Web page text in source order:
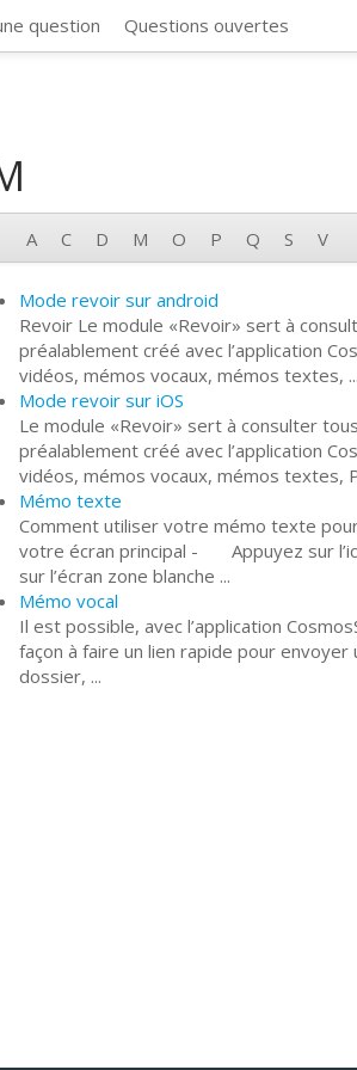
question Questions ouvertes
A C D M O P Q S V
Mode revoir sur android
Revoir Le module «Revoir» sert à
préalablement créé avec l’application
vidéos, mémos vocaux, mémos textes, ...
Mode revoir sur iOS
Le module «Revoir» sert à consulter
préalablement créé avec l’application
vidéos, mémos vocaux, mémos textes,
Mémo texte
Comment utiliser votre mémo texte
votre écran principal - Appuyez sur
sur l’écran zone blanche ...
Mémo vocal
Il est possible, avec l’application
façon à faire un lien rapide pour
dossier, ...